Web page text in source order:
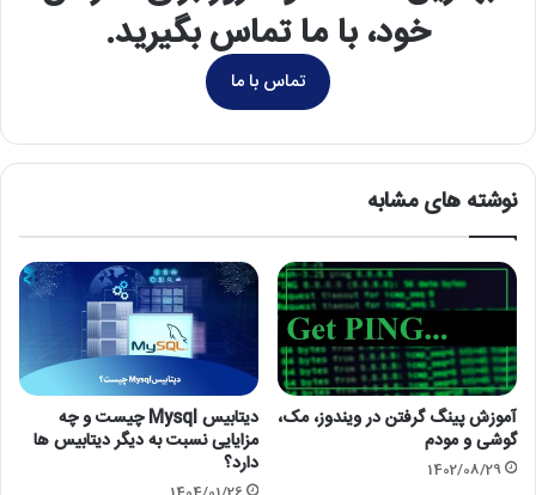
نوشته های مشابه
آموزش پینگ گرفتن در ویندوز، مک،
گوشی و مودم
دیتابیس Mysql چیست و چه
مزایایی نسبت به دیگر دیتابیس ها
1404/01/26